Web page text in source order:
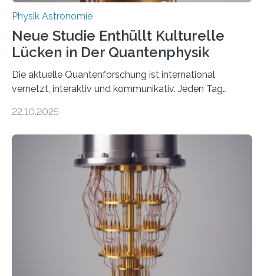
Physik Astronomie
Neue Studie Enthüllt Kulturelle
Lücken in Der Quantenphysik
Die aktuelle Quantenforschung ist international
vernetzt, interaktiv und kommunikativ. Jeden Tag
oft von Autor*innen, die eng zusammenarbeiten. Neue
werden schnell weiterentwickelt. Dies ist der Alltag in
der Forschung der Quantentheorie, die dieses Jahr 100
Jahre alt geworden ist, weshalb die UNESCO 2025 zum
Internationalen Jahr der Quantenwissenschaft und -
technologie ausgerufen hat. Doch nun hat eine
internationale Forschungsgruppe um den
22.10.2025